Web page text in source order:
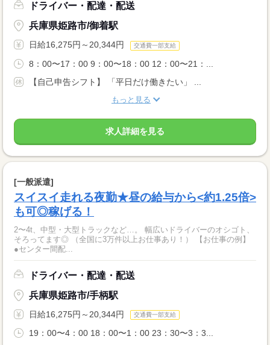
ドライバー・配達・配送
兵庫県姫路市/御着駅
日給16,275円～20,344円 交通費一部支給
8：00〜17：00 9：00〜18：00 12：00〜21：...
【自己申告シフト】 「平日だけ働きたい」 ...
もっと見る
求人詳細を見る
[一般派遣]
スイスイ走れる夜勤★昼の給与から<約1.25倍>
も可◎稼げる！
2〜4t、中型・大型トラックなど…。 幅広いドライバーのオシゴト、
そろってます◎ （全国に3万件以上お仕事あり！） 【お仕事の例】
●センター間配...
ドライバー・配達・配送
兵庫県姫路市/手柄駅
日給16,275円～20,344円 交通費一部支給
19：00〜4：00 18：00〜1：00 23：30〜3：3...